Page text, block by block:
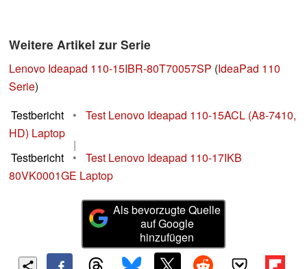
Weitere Artikel zur Serie
Lenovo Ideapad 110-15IBR-80T70057SP (IdeaPad 110
Serie)
Testbericht
•
Test Lenovo Ideapad 110-15ACL (A8-7410,
HD) Laptop
|
Testbericht
•
Test Lenovo Ideapad 110-17IKB
80VK0001GE Laptop
Als bevorzugte Quelle
auf Google
hinzufügen